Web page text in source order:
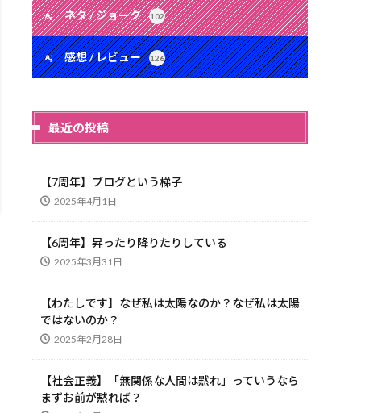
ネタ / ジョーク 102
感想 / レビュー 126
最近の投稿
【7周年】ブログという梯子
2025年4月1日
【6周年】昇ったり降りたりしている
2025年3月31日
【わたしです】なぜ私は太陽なのか？なぜ私は太陽
ではないのか？
2025年2月28日
【社会正義】「無関係な人間は黙れ」っていうなら
まずお前が黙れば？